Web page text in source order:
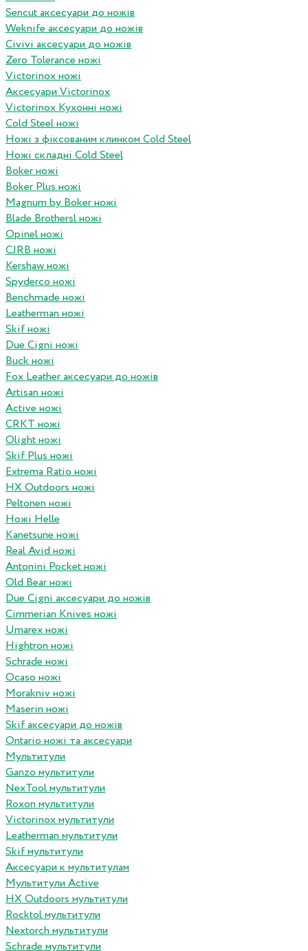
Sencut аксесуари до ножів
Weknife аксесуари до ножів
Civivi аксесуари до ножів
Zero Tolerance ножі
Victorinox ножі
Аксесуари Victorinox
Victorinox Кухонні ножі
Cold Steel ножі
Ножі з фіксованим клинком Cold Steel
Ножі складні Cold Steel
Boker ножі
Boker Plus ножі
Magnum by Boker ножі
Blade Brothersl ножі
Opinel ножі
CJRB ножі
Kershaw ножі
Spyderco ножі
Benchmade ножі
Leatherman ножі
Skif ножі
Due Cigni ножі
Buck ножі
Fox Leather аксесуари до ножів
Artisan ножі
Active ножі
CRKT ножі
Olight ножі
Skif Plus ножі
Extrema Ratio ножі
HX Outdoors ножі
Peltonen ножі
Ножі Helle
Kanetsune ножі
Real Avid ножі
Antonini Pocket ножі
Old Bear ножі
Due Cigni аксесуари до ножів
Cimmerian Knives ножі
Umarex ножі
Hightron ножі
Schrade ножі
Ocaso ножі
Morakniv ножі
Maserin ножі
Skif аксесуари до ножів
Ontario ножі та аксесуари
Мультитули
Ganzo мультитули
NexTool мультитули
Roxon мультитули
Victorinox мультитули
Leatherman мультитули
Skif мультитули
Аксесуари к мультитулам
Мультитули Active
HX Outdoors мультитули
Rocktol мультитули
Nextorch мультитули
Schrade мультитули